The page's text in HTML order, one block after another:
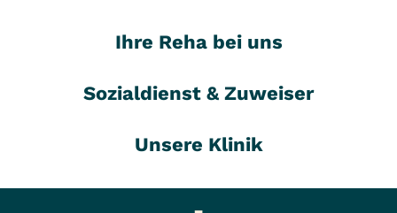
Ihre Reha bei uns
Sozialdienst & Zuweiser
Unsere Klinik